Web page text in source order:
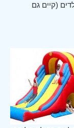
(קיים גם